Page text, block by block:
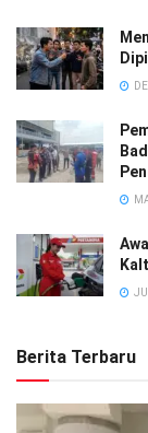
Berita Terbaru